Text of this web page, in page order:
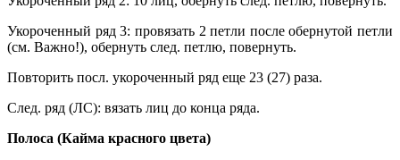
Укороченный ряд 3: провязать 2 петли после обернутой петли
(см. Важно!), обернуть след. петлю, повернуть.
Повторить посл. укороченный ряд еще 23 (27) раза.
След. ряд (ЛС): вязать лиц до конца ряда.
Полоса (Кайма красного цвета)